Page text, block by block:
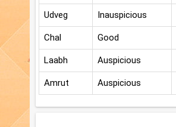
Udveg Inauspicious
Chal Good
Laabh Auspicious
Amrut Auspicious